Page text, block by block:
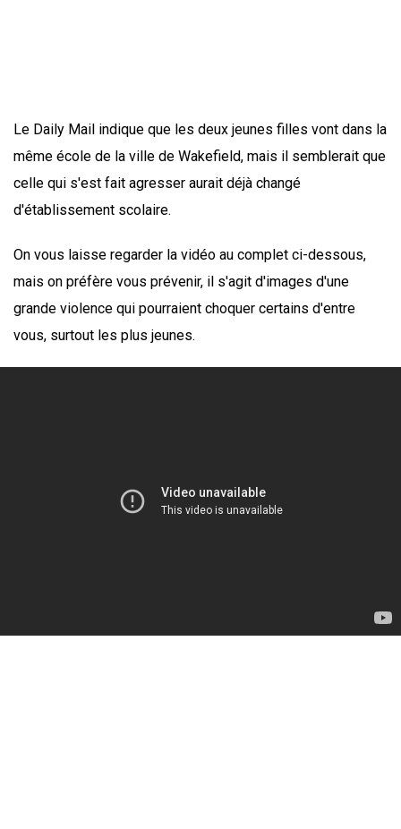
Le Daily Mail indique que les deux jeunes filles vont dans la
même école de la ville de Wakefield, mais il semblerait que
celle qui s'est fait agresser aurait déjà changé
d'établissement scolaire.
On vous laisse regarder la vidéo au complet ci-dessous,
mais on préfère vous prévenir, il s'agit d'images d'une
grande violence qui pourraient choquer certains d'entre
vous, surtout les plus jeunes.